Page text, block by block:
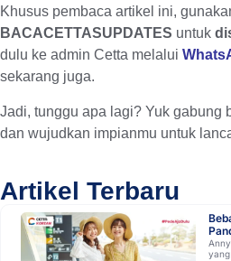
Khusus pembaca artikel ini,
BACACETTASUPDATES untuk
dulu ke admin Cetta melalui
sekarang juga.
Jadi, tunggu apa lagi? Yuk gabung
dan wujudkan impianmu untuk
Artikel Terbaru